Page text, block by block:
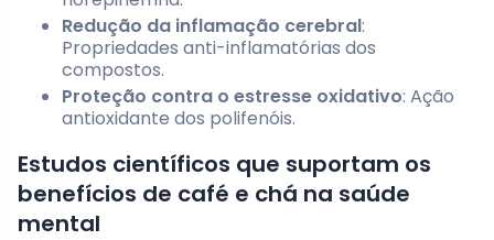
Redução da inflamação cerebral:
Propriedades anti-inflamatórias dos
compostos.
Proteção contra o estresse oxidativo: Ação
antioxidante dos polifenóis.
Estudos científicos que suportam os
benefícios de café e chá na saúde
mental